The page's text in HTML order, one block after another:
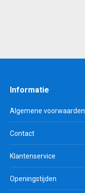
Informatie
Algemene voorwaarden
Contact
Klantenservice
Openingstijden